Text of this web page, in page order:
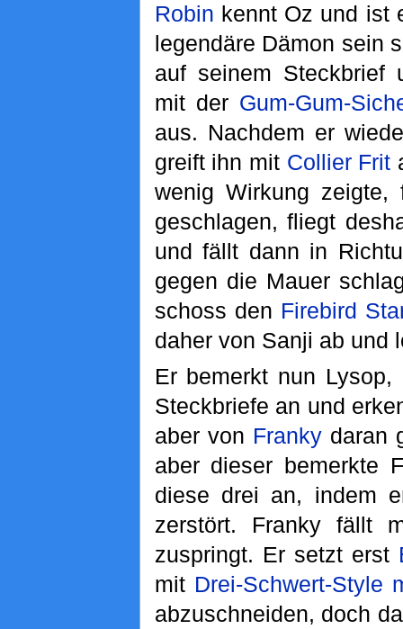
Robin kennt Oz und ist
legendäre Dämon sein
auf seinem Steckbrief
mit der Gum-Gum-
aus. Nachdem er
greift ihn mit Collier Frit
wenig Wirkung
geschlagen, fliegt
und fällt dann in
gegen die Mauer
schoss den Firebird
daher von Sanji ab und
Er bemerkt nun Lysop,
Steckbriefe an und
aber von Frankydaran
aber dieser bemerkte
diese drei an, indem
zerstört. Franky fällt
zuspringt. Er setzt erst
mit Drei-Schwert-Style
abzuschneiden, doch